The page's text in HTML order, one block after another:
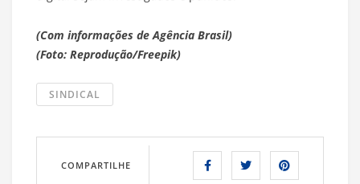
(Com informações de Agência Brasil)
(Foto: Reprodução/Freepik)
SINDICAL
COMPARTILHE